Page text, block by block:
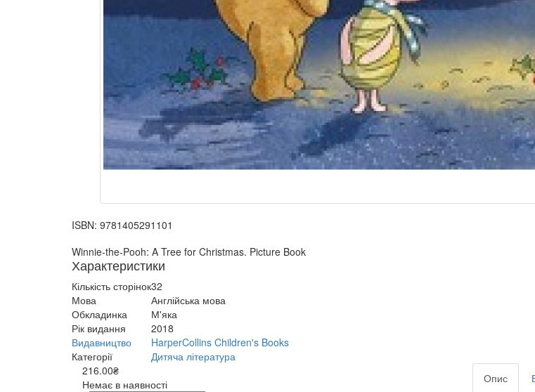
ISBN: 9781405291101
Winnie-the-Pooh: A Tree for Christmas. Picture Book
Характеристики
Кількість сторінок32
Мова
Англійська мова
Обкладинка
М'яка
Рік видання
2018
Видавництво
HarperCollins Children's Books
Категорії
Дитяча література
216.00₴
Немає в наявності
Опис